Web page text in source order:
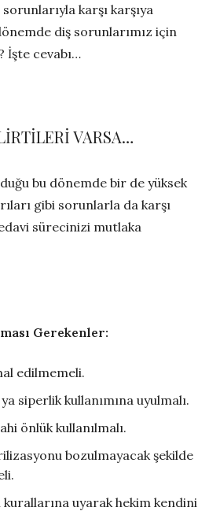
karşı karşıya
diş sorunlarımız için
İşte cevabı…
VARSA…
bu dönemde bir de yüksek
gibi sorunlarla da karşı
sürecinizi mutlaka
Gerekenler:
edilmemeli.
siperlik kullanımına uyulmalı.
önlük kullanılmalı.
bozulmayacak şekilde
kurallarına uyarak hekim kendini